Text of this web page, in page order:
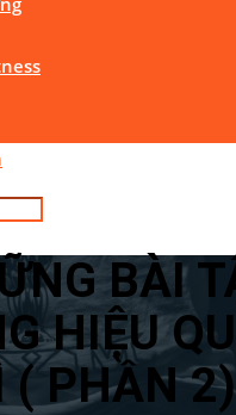
BÀI
HIỆU
( PHẦN 2)